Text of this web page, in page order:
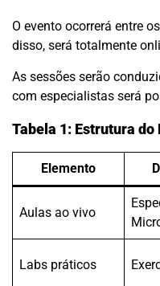
O evento ocorrerá entre
disso, será totalmente
As sessões serão
com especialistas será
Tabela 1: Estrutura do
Elemento
Aulas ao vivo
Labs práticos